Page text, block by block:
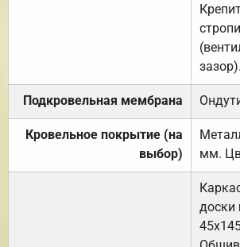
зазор).
Подкровельная мембрана
Кровельное покрытие (на
выбор)
мм.
доски